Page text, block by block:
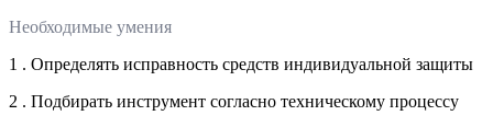
Необходимые умения
1 . Определять исправность средств индивидуальной защиты
2 . Подбирать инструмент согласно техническому процессу